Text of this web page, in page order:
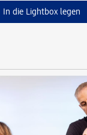
In die Lightbox legen